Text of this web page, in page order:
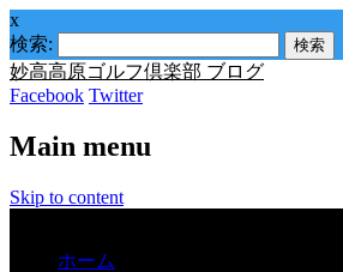
x
検索:
妙高高原ゴルフ倶楽部 ブログ
Facebook Twitter
Main menu
Skip to content
ホーム